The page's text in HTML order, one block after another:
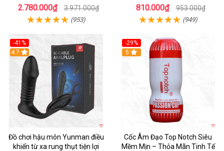
2.780.000₫ 3.971.000₫
(953)
khoái cảm
810.000₫ 953.000₫
(949)
-41%
Hot
4.7
Đồ chơi hậu môn Yunman điều
khiển từ xa rung thụt tiện lợi
-29%
5
Cốc Âm Đạo Top Notch Siêu
Mềm Mịn – Thỏa Mãn Tinh Tế